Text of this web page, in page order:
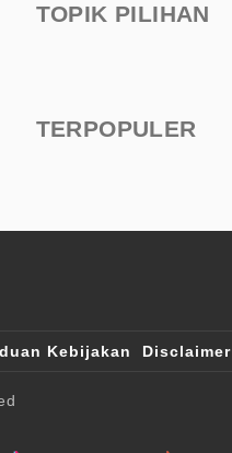
TOPIK PILIHAN
TERPOPULER
Kebijakan Disclaimer